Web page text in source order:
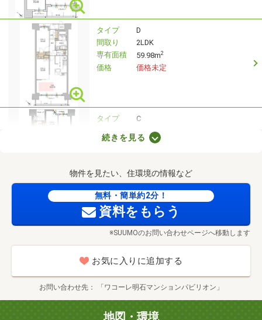
タイプ
D
間取り
2LDK
専有面積
59.98m2
価格 価格未定
タイプ
C
3LDK
専有面積
68.41m
タイプ
間取り
3LDK
専有面積
74.94m 2
価格 価格未定
続きを見る
物件を見たい、住環境の情報など
無料・簡単約2分！
資料をもらう
※SUUMOのお問い合わせページへ移動します
お気に入りに追加する
お問い合わせ先 「ワコーレ明石マンションパビリオン」
地図・環境